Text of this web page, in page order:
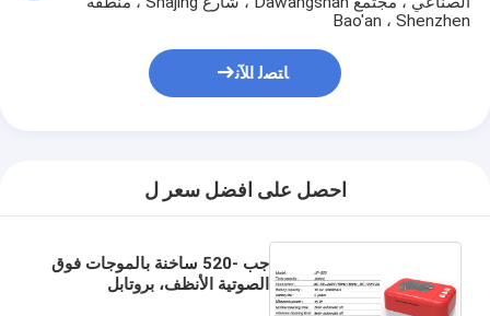
Bao'an ، Shenzhen
ﺎﺘﺼﻟ ﺍﻶﻧ
احصل على افضل سعر ل
جب -520 ساخنة بالموجات فوق
الصوتية الأنظف، بروتابل